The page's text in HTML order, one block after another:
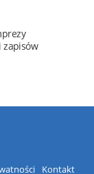
zapisów
Kontakt